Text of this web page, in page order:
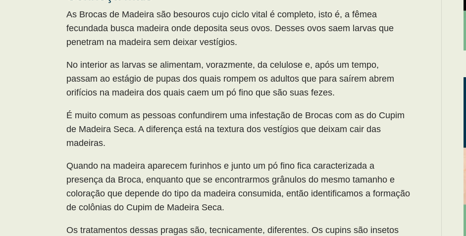
As Brocas de Madeira são besouros cujo ciclo vital é completo, isto é, a fêmea
fecundada busca madeira onde deposita seus ovos. Desses ovos saem larvas que
penetram na madeira sem deixar vestígios.
No interior as larvas se alimentam, vorazmente, da celulose e, após um tempo,
passam ao estágio de pupas dos quais rompem os adultos que para saírem abrem
orifícios na madeira dos quais caem um pó fino que são suas fezes.
É muito comum as pessoas confundirem uma infestação de Brocas com as do Cupim
de Madeira Seca. A diferença está na textura dos vestígios que deixam cair das
madeiras.
Quando na madeira aparecem furinhos e junto um pó fino fica caracterizada a
presença da Broca, enquanto que se encontrarmos grânulos do mesmo tamanho e
coloração que depende do tipo da madeira consumida, então identificamos a formação
de colônias do Cupim de Madeira Seca.
Os tratamentos dessas pragas são, tecnicamente, diferentes. Os cupins são insetos